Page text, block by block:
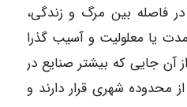
فاصله بین مرگ و زندگی،
یا معلولیت و آسیب گذرا
آن جایی که بیشتر صنایع در
شهری قرار دارند و